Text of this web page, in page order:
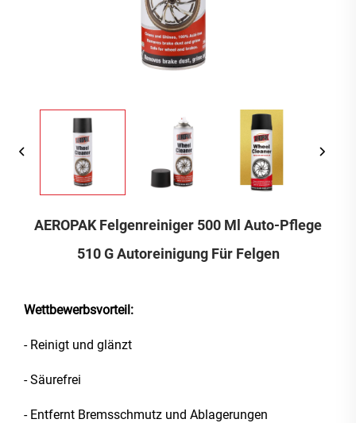
AEROPAK Felgenreiniger 500 Ml Auto-Pflege
510 G Autoreinigung Für Felgen
Wettbewerbsvorteil:
- Reinigt und glänzt
- Säurefrei
- Entfernt Bremsschmutz und Ablagerungen